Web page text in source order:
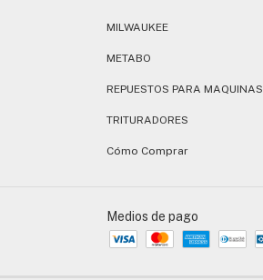
MILWAUKEE
METABO
REPUESTOS PARA MAQUINAS
TRITURADORES
Cómo Comprar
Medios de pago